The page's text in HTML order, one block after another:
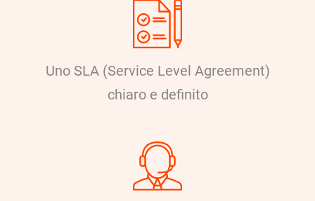
Uno SLA (Service Level Agreement)
chiaro e definito